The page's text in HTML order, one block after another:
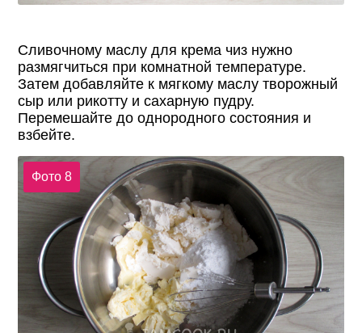
Сливочному маслу для крема чиз нужно
размягчиться при комнатной температуре.
Затем добавляйте к мягкому маслу творожный
сыр или рикотту и сахарную пудру.
Перемешайте до однородного состояния и
взбейте.
Фото 8